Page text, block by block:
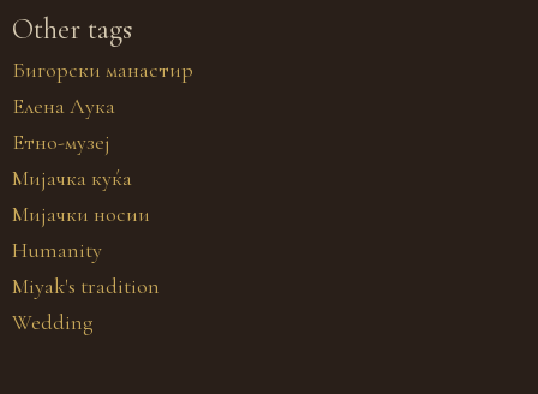
Other tags
Бигорски манастир
Елена Лука
Етно-музеј
Мијачка куќа
Мијачки носии
Humanity
Miyak's tradition
Wedding